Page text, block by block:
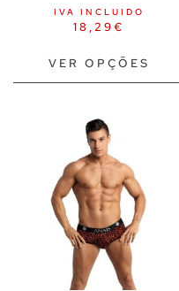
18,29€
IVA INCLUIDO
VER OPÇÕES